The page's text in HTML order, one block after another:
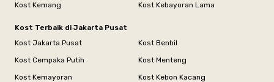
Kost Kemang
Kost Kebayoran Lama
Kost Terbaik di Jakarta Pusat
Kost Jakarta Pusat
Kost Benhil
Kost Cempaka Putih
Kost Menteng
Kost Kemayoran
Kost Kebon Kacang